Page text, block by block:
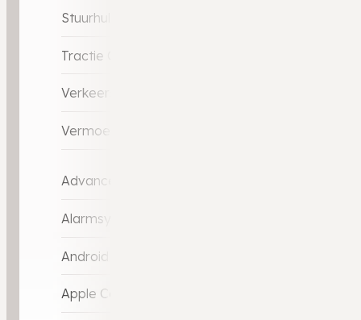
Stuurhulp
Tractie Controle Systeem (TCS)
Verkeersbord detectie
Vermoeidheids herkenning
Advance-pakket
Alarmsysteem
Android Car-Play
Apple Car-Play